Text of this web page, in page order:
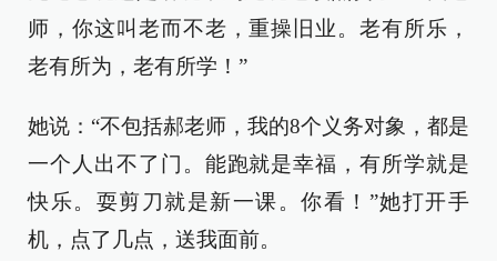
师，你这叫老而不老，重操旧业。老有所乐，
老有所为，老有所学！”
她说：“不包括郝老师，我的8个义务对象，都是
一个人出不了门。能跑就是幸福，有所学就是
快乐。耍剪刀就是新一课。你看！”她打开手
机，点了几点，送我面前。